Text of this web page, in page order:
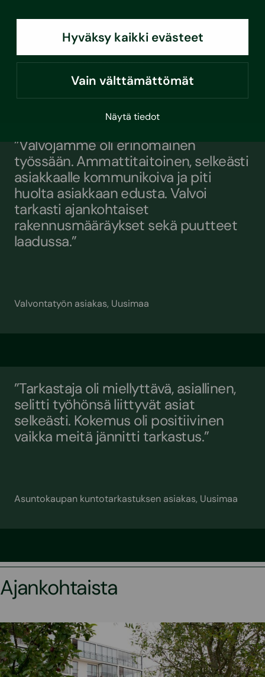
Hyväksy kaikki evästeet
Vain välttämättömät
Näytä tiedot
BREEAM-sertifioinnin asiakas
”Valvojamme oli erinomainen
työssään. Ammattitaitoinen, selkeästi
asiakkaalle kommunikoiva ja piti
huolta asiakkaan edusta. Valvoi
tarkasti ajankohtaiset
rakennusmääräykset sekä puutteet
laadussa.”
Valvontatyön asiakas, Uusimaa
”Tarkastaja oli miellyttävä, asiallinen,
selitti työhönsä liittyvät asiat
selkeästi. Kokemus oli positiivinen
vaikka meitä jännitti tarkastus.”
Asuntokaupan kuntotarkastuksen asiakas, Uusimaa
Ajankohtaista